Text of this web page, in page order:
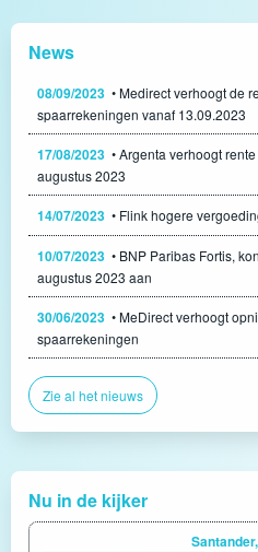
News
08/09/2023 • Medirect verhoogt de
spaarrekeningen vanaf 13.09.2023
17/08/2023 • Argenta verhoogt
augustus 2023
14/07/2023 • Flink hogere
10/07/2023 • BNP Paribas Fortis,
augustus 2023 aan
30/06/2023 • MeDirect verhoogt
spaarrekeningen
Zie al het nieuws
Nu in de kijker